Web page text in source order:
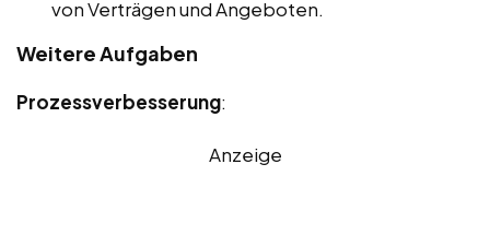
von Verträgen und Angeboten.
Weitere Aufgaben
Prozessverbesserung:
Anzeige